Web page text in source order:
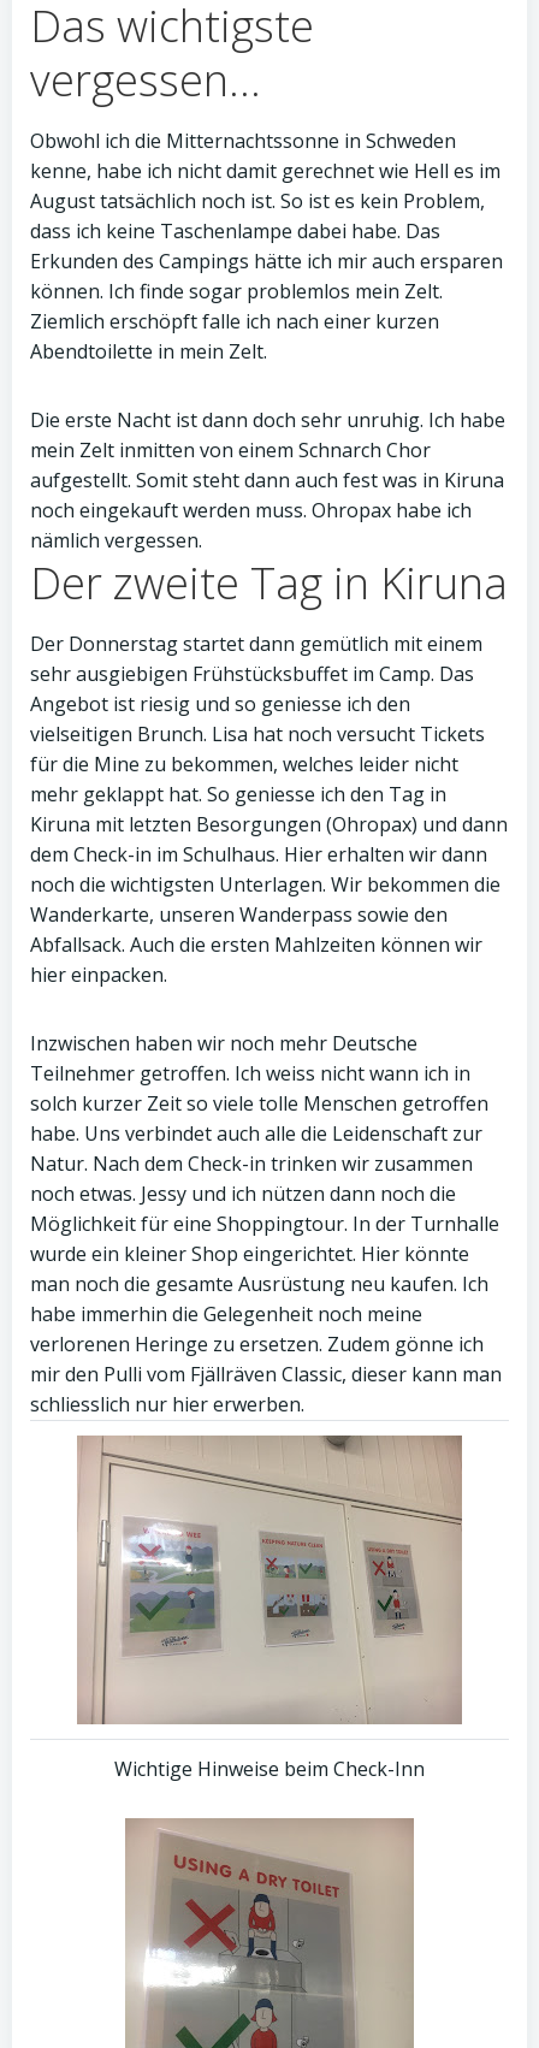
Das wichtigste
vergessen…
Obwohl ich die Mitternachtssonne in Schweden
kenne, habe ich nicht damit gerechnet wie Hell es im
August tatsächlich noch ist. So ist es kein Problem,
dass ich keine Taschenlampe dabei habe. Das
Erkunden des Campings hätte ich mir auch ersparen
können. Ich finde sogar problemlos mein Zelt.
Ziemlich erschöpft falle ich nach einer kurzen
Abendtoilette in mein Zelt.
Die erste Nacht ist dann doch sehr unruhig. Ich habe
mein Zelt inmitten von einem Schnarch Chor
aufgestellt. Somit steht dann auch fest was in Kiruna
noch eingekauft werden muss. Ohropax habe ich
nämlich vergessen.
Der zweite Tag in Kiruna
Der Donnerstag startet dann gemütlich mit einem
sehr ausgiebigen Frühstücksbuffet im Camp. Das
Angebot ist riesig und so geniesse ich den
vielseitigen Brunch. Lisa hat noch versucht Tickets
für die Mine zu bekommen, welches leider nicht
mehr geklappt hat. So geniesse ich den Tag in
Kiruna mit letzten Besorgungen (Ohropax) und dann
dem Check-in im Schulhaus. Hier erhalten wir dann
noch die wichtigsten Unterlagen. Wir bekommen die
Wanderkarte, unseren Wanderpass sowie den
Abfallsack. Auch die ersten Mahlzeiten können wir
hier einpacken.
Inzwischen haben wir noch mehr Deutsche
Teilnehmer getroffen. Ich weiss nicht wann ich in
solch kurzer Zeit so viele tolle Menschen getroffen
habe. Uns verbindet auch alle die Leidenschaft zur
Natur. Nach dem Check-in trinken wir zusammen
noch etwas. Jessy und ich nützen dann noch die
Möglichkeit für eine Shoppingtour. In der Turnhalle
wurde ein kleiner Shop eingerichtet. Hier könnte
man noch die gesamte Ausrüstung neu kaufen. Ich
habe immerhin die Gelegenheit noch meine
verlorenen Heringe zu ersetzen. Zudem gönne ich
mir den Pulli vom Fjällräven Classic, dieser kann man
schliesslich nur hier erwerben.
Wichtige Hinweise beim Check-Inn